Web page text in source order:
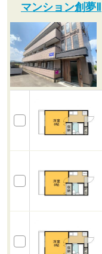
マンション創夢Ⅱ